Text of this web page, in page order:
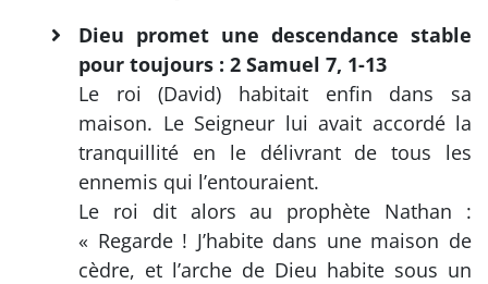
Dieu promet une descendance stable
pour toujours : 2 Samuel 7, 1-13
Le roi (David) habitait enfin dans sa
maison. Le Seigneur lui avait accordé la
tranquillité en le délivrant de tous les
ennemis qui l’entouraient.
Le roi dit alors au prophète Nathan :
« Regarde ! J’habite dans une maison de
cèdre, et l’arche de Dieu habite sous un